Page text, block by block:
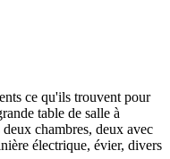
ce qu'ils trouvent pour
table de salle à
chambres, deux avec
électrique, évier, divers